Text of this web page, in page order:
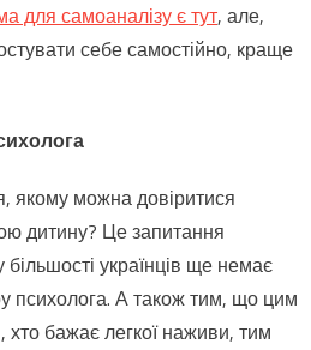
для самоаналізу є тут, але,
себе самостійно, краще
якому можна довіритися
дитину? Це запитання
українців ще немає
психолога. А також тим, що цим
хто бажає легкої наживи, тим